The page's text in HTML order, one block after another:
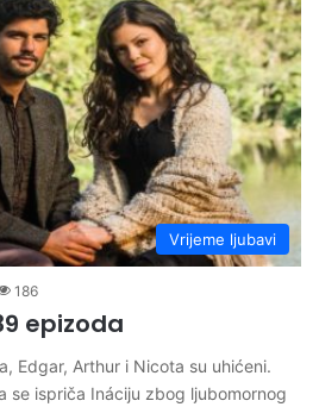
Vrijeme ljubavi
186
epizoda
Edgar, Arthur i Nicota su uhićeni.
se ispriča Ináciju zbog ljubomornog